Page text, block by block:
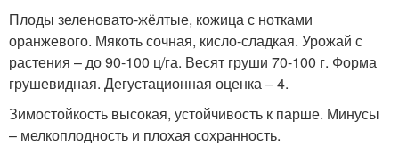
Плоды зеленовато-жёлтые, кожица с нотками
оранжевого. Мякоть сочная, кисло-сладкая. Урожай с
растения – до 90-100 ц/га. Весят груши 70-100 г. Форма
грушевидная. Дегустационная оценка – 4.
Зимостойкость высокая, устойчивость к парше. Минусы
– мелкоплодность и плохая сохранность.